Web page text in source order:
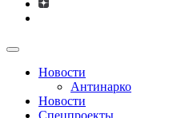
Новости
Антинарко
Новости